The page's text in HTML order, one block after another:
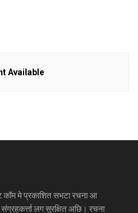
Available
कॉम मे प्रकाशित सभटा रचना आ
लग सुरक्षित अछि। रचना